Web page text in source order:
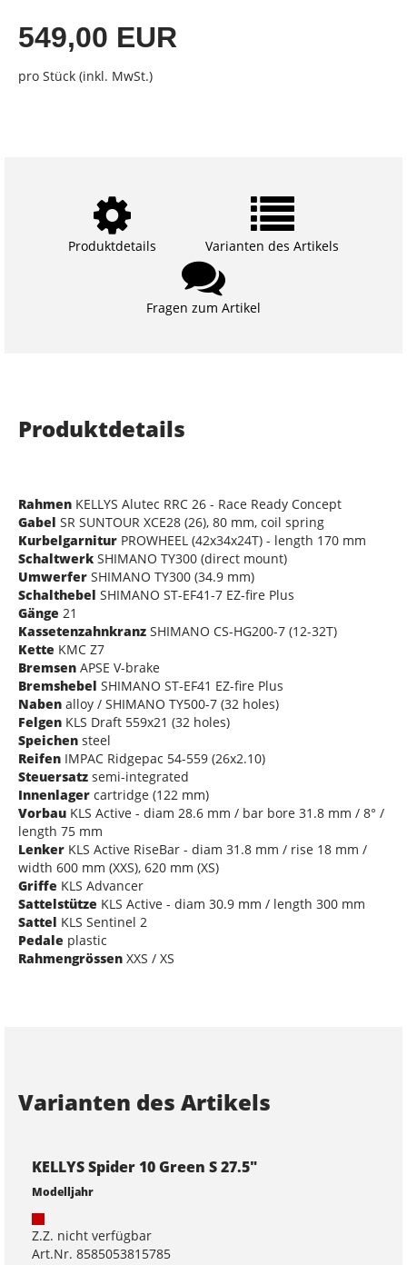
549,00 EUR
pro Stück (inkl. MwSt.)
Produktdetails Varianten des Artikels
Fragen zum Artikel
Produktdetails
Rahmen KELLYS Alutec RRC 26 - Race Ready Concept
Gabel SR SUNTOUR XCE28 (26), 80 mm, coil spring
Kurbelgarnitur PROWHEEL (42x34x24T) - length 170 mm
Schaltwerk SHIMANO TY300 (direct mount)
Umwerfer SHIMANO TY300 (34.9 mm)
Schalthebel SHIMANO ST-EF41-7 EZ-fire Plus
Gänge 21
Kassetenzahnkranz SHIMANO CS-HG200-7 (12-32T)
Kette KMC Z7
Bremsen APSE V-brake
Bremshebel SHIMANO ST-EF41 EZ-fire Plus
Naben alloy / SHIMANO TY500-7 (32 holes)
Felgen KLS Draft 559x21 (32 holes)
Speichen steel
Reifen IMPAC Ridgepac 54-559 (26x2.10)
Steuersatz semi-integrated
Innenlager cartridge (122 mm)
Vorbau KLS Active - diam 28.6 mm / bar bore 31.8 mm / 8° /
length 75 mm
Lenker KLS Active RiseBar - diam 31.8 mm / rise 18 mm /
width 600 mm (XXS), 620 mm (XS)
Griffe KLS Advancer
Sattelstütze KLS Active - diam 30.9 mm / length 300 mm
Sattel KLS Sentinel 2
Pedale plastic
Rahmengrössen XXS / XS
Varianten des Artikels
KELLYS Spider 10 Green S 27.5"
Modelljahr
Z.Z. nicht verfügbar
Art.Nr. 8585053815785